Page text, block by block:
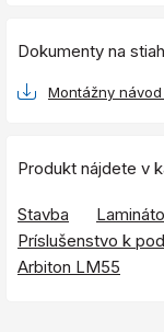
Dokumenty na
Montážny návod
Produkt nájdete v
Stavba
Príslušenstvo k
Arbiton LM55